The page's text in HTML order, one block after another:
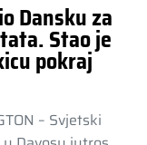
Dansku za
Stao je
pokraj
– Svjetski